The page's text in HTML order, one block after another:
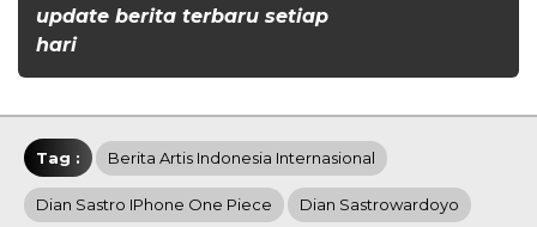
update berita terbaru setiap
hari
Tag : Berita Artis Indonesia Internasional
Dian Sastro IPhone One Piece Dian Sastrowardoyo